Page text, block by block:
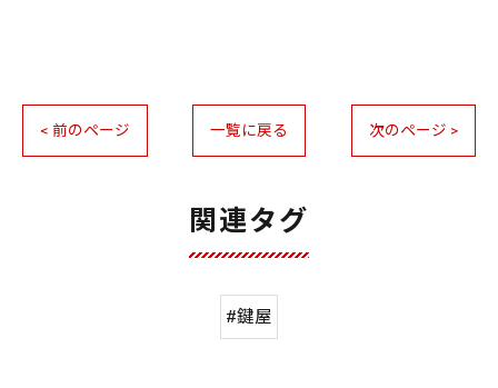
< 前のページ 一覧に戻る 次のページ >
関連タグ
#鍵屋